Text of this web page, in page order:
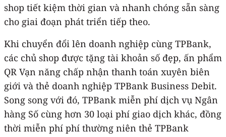
shop tiết kiệm thời gian và nhanh chóng sẵn sàng
cho giai đoạn phát triển tiếp theo.
Khi chuyển đổi lên doanh nghiệp cùng TPBank,
các chủ shop được tặng tài khoản số đẹp, ấn phẩm
QR Vạn năng chấp nhận thanh toán xuyên biên
giới và thẻ doanh nghiệp TPBank Business Debit.
Song song với đó, TPBank miễn phí dịch vụ Ngân
hàng Số cùng hơn 30 loại phí giao dịch khác, đồng
thời miễn phí phí thường niên thẻ TPBank